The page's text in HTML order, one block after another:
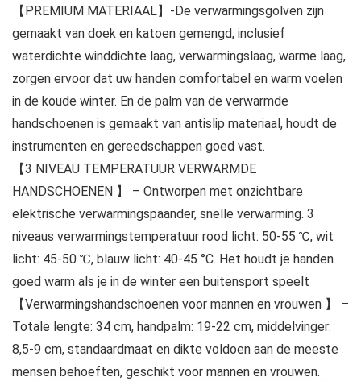
【PREMIUM MATERIAAL】-De verwarmingsgolven zijn
gemaakt van doek en katoen gemengd, inclusief
waterdichte winddichte laag, verwarmingslaag, warme laag,
zorgen ervoor dat uw handen comfortabel en warm voelen
in de koude winter. En de palm van de verwarmde
handschoenen is gemaakt van antislip materiaal, houdt de
instrumenten en gereedschappen goed vast.
【3 NIVEAU TEMPERATUUR VERWARMDE
HANDSCHOENEN 】 – Ontworpen met onzichtbare
elektrische verwarmingspaander, snelle verwarming. 3
niveaus verwarmingstemperatuur rood licht: 50-55 ℃, wit
licht: 45-50 ℃, blauw licht: 40-45 °C. Het houdt je handen
goed warm als je in de winter een buitensport speelt
【Verwarmingshandschoenen voor mannen en vrouwen 】 –
Totale lengte: 34 cm, handpalm: 19-22 cm, middelvinger:
8,5-9 cm, standaardmaat en dikte voldoen aan de meeste
mensen behoeften, geschikt voor mannen en vrouwen.